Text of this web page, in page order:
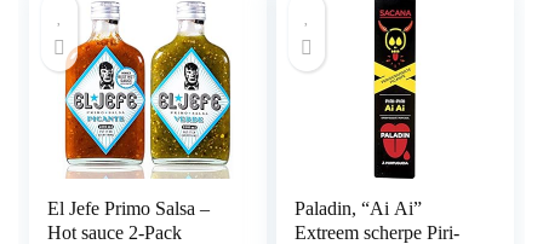
El Jefe Primo Salsa –
Hot sauce 2-Pack
Paladin, “Ai Ai”
Extreem scherpe Piri-